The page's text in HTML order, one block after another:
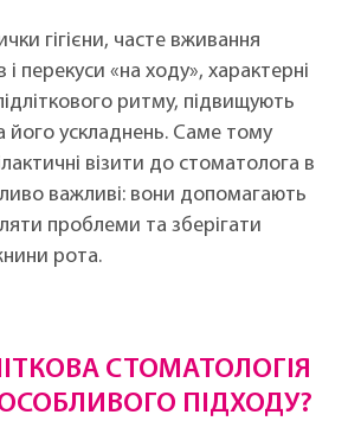
гігієни, часте вживання
і перекуси «на ходу», характерні
ритму, підвищують
його ускладнень. Саме тому
візити до стоматолога в
важливі: вони допомагають
проблеми та зберігати
рота.
СТОМАТОЛОГІЯ
ПІДХОДУ?